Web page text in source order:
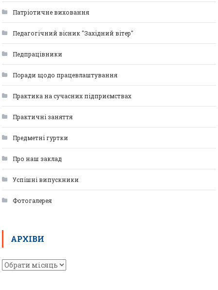
Патріотичне виховання
Педагогічний вісник "Західний вітер"
Педпрацівники
Поради щодо працевлаштування
Практика на сучасних підприємствах
Практичні заняття
Предметні гуртки
Про наш заклад
Успішні випускники
Фотогалерея
АРХІВИ